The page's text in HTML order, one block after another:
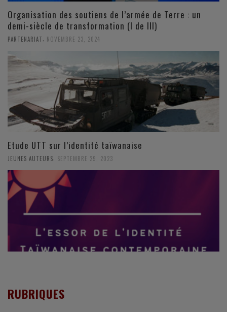
Organisation des soutiens de l’armée de Terre : un
demi-siècle de transformation (I de III)
PARTENARIAT NOVEMBRE 23, 2024
Etude UTT sur l’identité taïwanaise
JEUNES AUTEURS SEPTEMBRE 29, 2023
RUBRIQUES